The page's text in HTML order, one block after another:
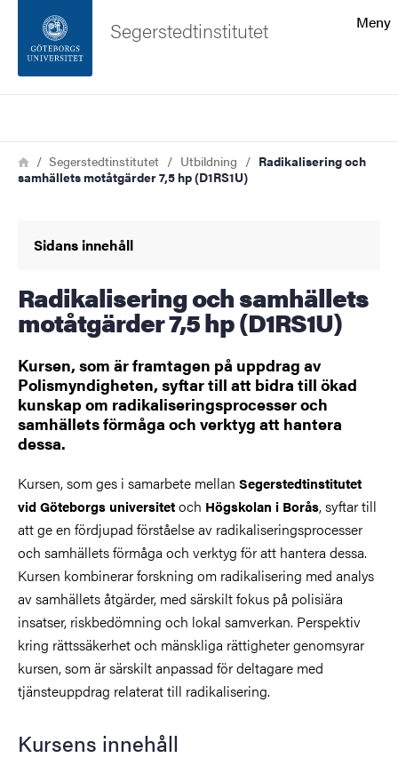
Sidfoten
Om webbplatsen
Meny
Segerstedtinstitutet
Länkstig
HemSegerstedtinstitutet Utbildning
Radikalisering och
samhällets motåtgärder 7,5 hp (D1RS1U)
Sidans innehåll
Radikalisering och samhällets
motåtgärder 7,5 hp (D1RS1U)
Kursen, som är framtagen på uppdrag av
Polismyndigheten, syftar till att bidra till ökad
kunskap om radikaliseringsprocesser och
samhällets förmåga och verktyg att hantera
dessa.
Kursen, som ges i samarbete mellan Segerstedtinstitutet
vid Göteborgs universitetoch Högskolan i Borås, syftar till
att ge en fördjupad förståelse av radikaliseringsprocesser
och samhällets förmåga och verktyg för att hantera dessa.
Kursen kombinerar forskning om radikalisering med analys
av samhällets åtgärder, med särskilt fokus på polisiära
insatser, riskbedömning och lokal samverkan. Perspektiv
kring rättssäkerhet och mänskliga rättigheter genomsyrar
kursen, som är särskilt anpassad för deltagare med
tjänsteuppdrag relaterat till radikalisering.
Kursens innehåll